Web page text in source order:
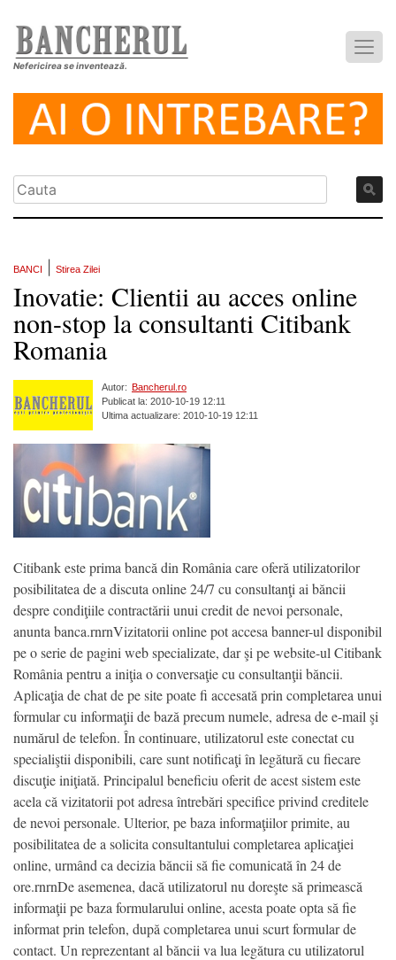
Nefericirea se inventează.
BANCI Stirea Zilei
Inovatie: Clientii au acces online
non-stop la consultanti Citibank
Romania
Autor: Bancherul.ro
Publicat la: 2010-10-19 12:11
Ultima actualizare: 2010-10-19 12:11
Citibank este prima bancă din România care oferă utilizatorilor
posibilitatea de a discuta online 24/7 cu consultanţi ai băncii
despre condiţiile contractării unui credit de nevoi personale,
anunta banca.rnrnVizitatorii online pot accesa banner-ul disponibil
pe o serie de pagini web specializate, dar şi pe website-ul Citibank
România pentru a iniţia o conversaţie cu consultanţii băncii.
Aplicaţia de chat de pe site poate fi accesată prin completarea unui
formular cu informaţii de bază precum numele, adresa de e-mail şi
numărul de telefon. În continuare, utilizatorul este conectat cu
specialiştii disponibili, care sunt notificaţi în legătură cu fiecare
discuţie iniţiată. Principalul beneficiu oferit de acest sistem este
acela că vizitatorii pot adresa întrebări specifice privind creditele
de nevoi personale. Ulterior, pe baza informaţiilor primite, au
posibilitatea de a solicita consultantului completarea aplicaţiei
online, urmând ca decizia băncii să fie comunicată în 24 de
ore.rnrnDe asemenea, dacă utilizatorul nu doreşte să primească
informaţii pe baza formularului online, acesta poate opta să fie
informat prin telefon, după completarea unui scurt formular de
contact. Un reprezentant al băncii va lua legătura cu utilizatorul